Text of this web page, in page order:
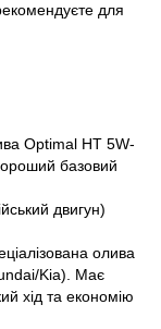
для
Optimal HT 5W-
базовий
двигун)
олива
Kia). Має
хід та економію